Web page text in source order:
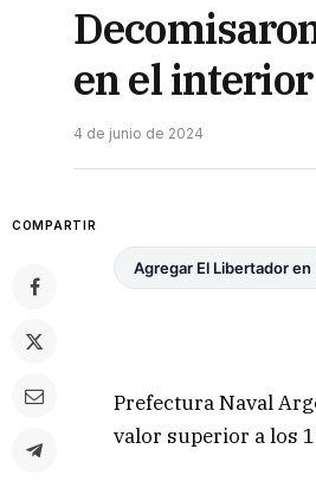
en el interior
4 de junio de 2024
COMPARTIR
Agregar El Libertador en
Prefectura Naval
valor superior a los